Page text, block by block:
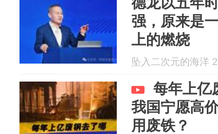
强，原来是
上的燃烧
坠入二次元的海洋
每年上亿
我国宁愿高
用废铁？